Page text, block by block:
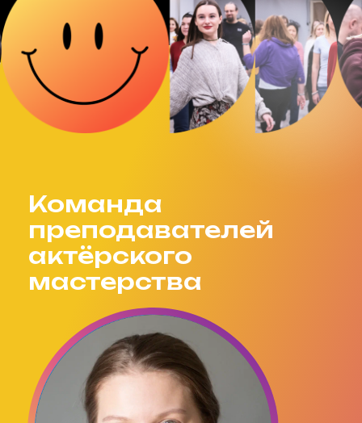
Команда
преподавателей
актёрского
мастерства